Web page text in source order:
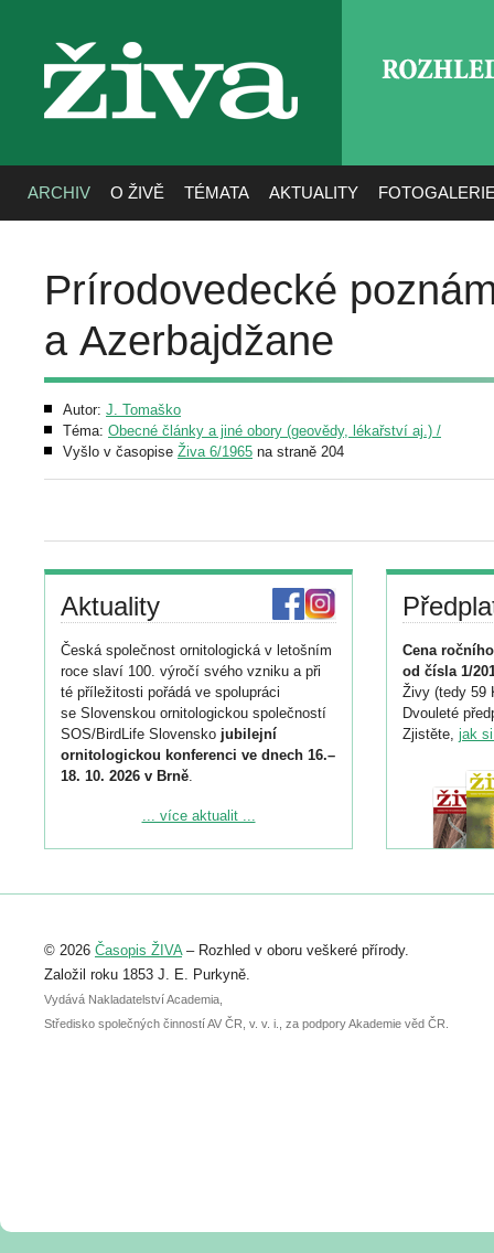
živa
ARCHIV O ŽIVĚ TÉMATA AKTUALITY
Prírodovedecké
a Azerbajdžane
Autor: J. Tomaško
Téma: Obecné články a jiné obory (geovědy, lékařství aj.) /
Vyšlo v časopise Živa 6/1965 na straně 204
Aktuality
Česká společnost ornitologická v letošním
roce slaví 100. výročí svého vzniku a při
té příležitosti pořádá ve spolupráci
se Slovenskou ornitologickou společností
SOS/BirdLife Slovensko jubilejní
ornitologickou konferenci ve dnech 16.–
18. 10. 2026 v Brně.
Podrobnější informace ke konferenci
Registrovat se můžete do 6. září.
abstraktu přihlášené přednášky nebo
posteru je už 30. června.
... více aktualit ...
Cena
od čísla 1/
Živy (tedy 59
Dvouleté
Zjistěte, jak
© 2026 Časopis ŽIVA– Rozhled v oboru veškeré přírody.
Založil roku 1853 J. E. Purkyně.
Vydává Nakladatelství Academia,
Středisko společných činností AV ČR, v. v. i., za podpory Akademie věd ČR.